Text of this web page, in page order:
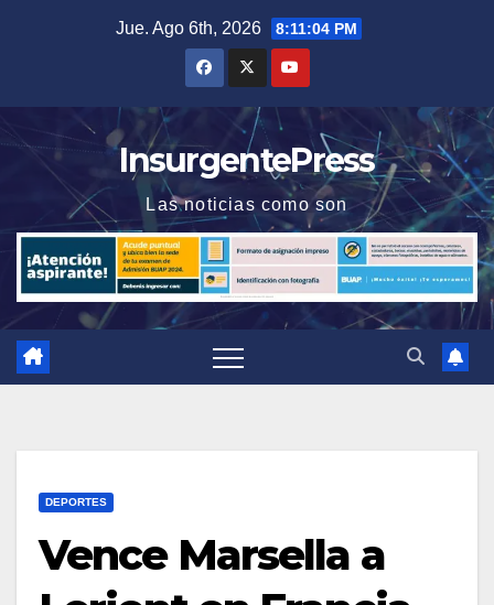
Jue. Ago 6th, 2026 8:11:05 PM
InsurgentePress
Las noticias como son
DEPORTES
Vence Marsella a